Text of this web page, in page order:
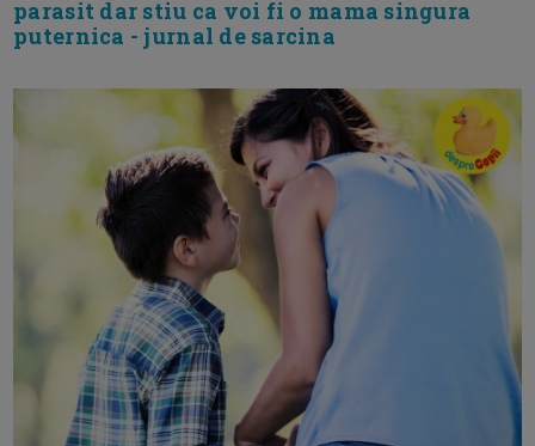
parasit dar stiu ca voi fi o mama singura
puternica - jurnal de sarcina